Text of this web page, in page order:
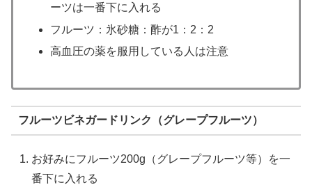
ーツは一番下に入れる
フルーツ：氷砂糖：酢が1：2：2
高血圧の薬を服用している人は注意
フルーツビネガードリンク（グレープフルーツ）
お好みにフルーツ200g（グレープフルーツ等）を一
番下に入れる